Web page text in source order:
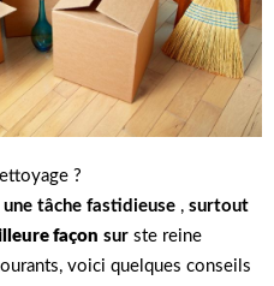
?
une tâche fastidieuse , surtout
façon sur ste reine
voici quelques conseils